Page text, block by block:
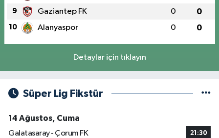
9 Gaziantep FK 0 0
10 Alanyaspor 0 0
Detaylar için tıklayın
Süper Lig Fikstür
14 Ağustos, Cuma
Galatasaray - Çorum FK
21:30